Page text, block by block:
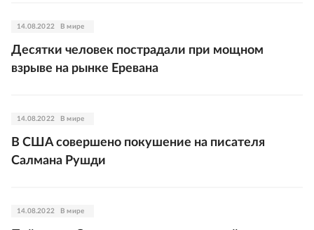
14.08.2022 В мире
Десятки человек пострадали при мощном
взрыве на рынке Еревана
14.08.2022 В мире
В США совершено покушение на писателя
Салмана Рушди
14.08.2022 В мире